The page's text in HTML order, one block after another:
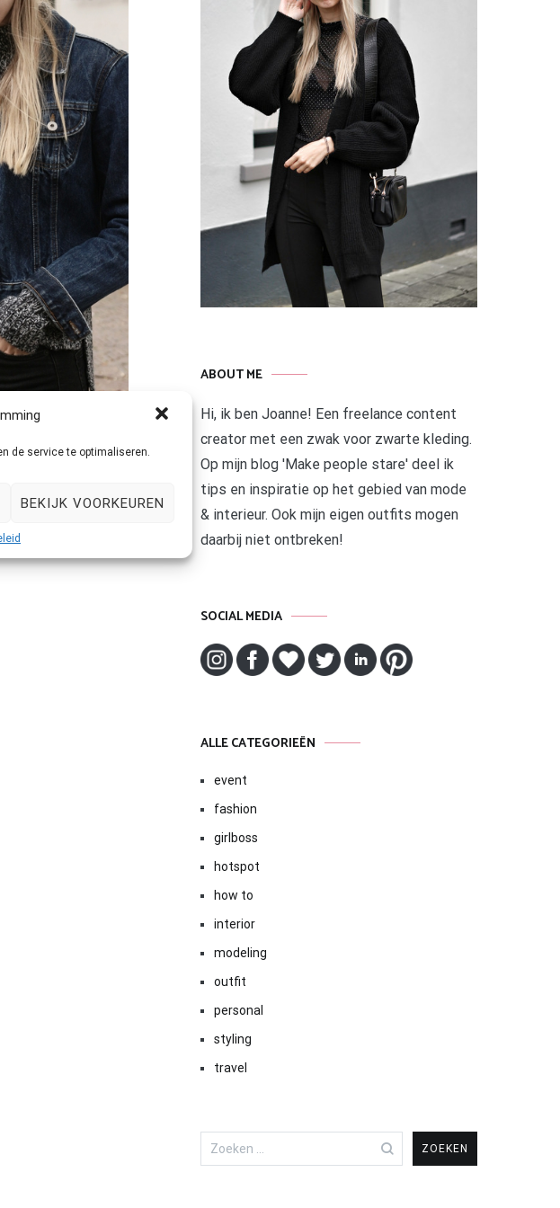
de service te optimaliseren.
BEKIJK VOORKEUREN
blij (echt
Deze
ABOUT ME
Hi, ik ben Joanne! Een freelance content
creator met een zwak voor zwarte kleding.
Op mijn blog 'Make people stare' deel ik
tips en inspiratie op het gebied van mode
& interieur. Ook mijn eigen outfits mogen
daarbij niet ontbreken!
SOCIAL MEDIA
ALLE CATEGORIEËN
event
fashion
girlboss
hotspot
how to
interior
modeling
outfit
personal
styling
travel
naar: